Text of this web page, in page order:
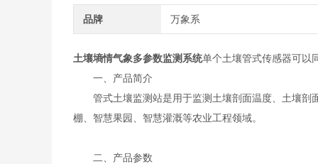
品牌 万象系
土壤墒情气象多参数监测系统单个土壤管式传感器可以
一、产品简介
管式土壤监测站是用于监测土壤剖面温度、土壤剖
棚、智慧果园、智慧灌溉等农业工程领域。
二、产品参数